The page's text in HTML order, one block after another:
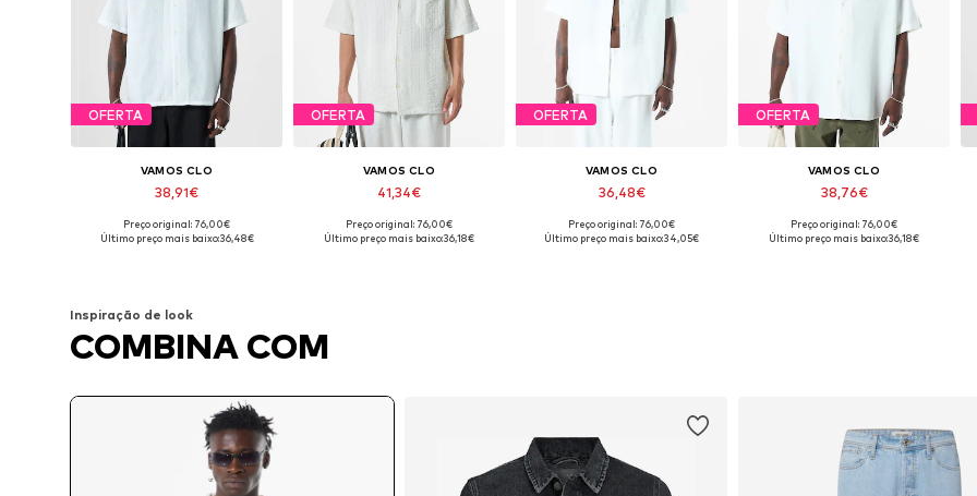
OFERTA
VAMOS CLO
38,91€
Tamanhos disponíveis: S, M, L, XL
Preço original: 76,00€
Último preço mais baixo:36,48€
OFERTA
VAMOS CLO
41,34€
Tamanhos disponíveis: S, M, L, XL
Preço original: 76,00€
Último preço mais baixo:36,18€
OFERTA
VAMOS CLO
36,48€
Tamanhos disponíveis: S, M, XL
Preço original: 76,00€
Último preço mais baixo:34,05€
OFERTA
VAMOS CLO
38,76€
Tamanhos disponíveis: S, M, L
Preço original: 76,00€
Último preço mais baixo:36,18€
Inspiração de look
COMBINA COM